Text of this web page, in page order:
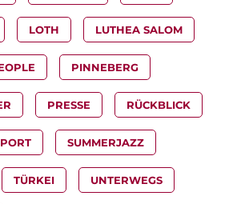
LOTH LUTHEA SALOM
PINNEBERG
PRESSE RÜCKBLICK
SUMMERJAZZ
TÜRKEI UNTERWEGS